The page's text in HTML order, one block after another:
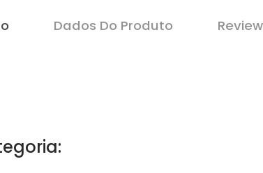
Dados Do Produto